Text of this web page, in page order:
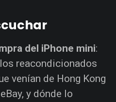
del iPhone mini:
reacondicionados
venían de Hong Kong
y dónde lo